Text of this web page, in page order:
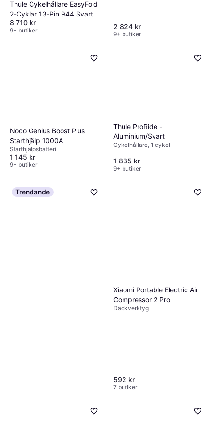
Thule Cykelhållare EasyFold
2-Cyklar 13-Pin 944 Svart
8 710 kr
9+ butiker 2 824 kr
9+ butiker
Noco Genius Boost Plus
Starthjälp 1000A
Starthjälpsbatteri
1 145 kr
9+ butiker
Thule ProRide -
Aluminium/Svart
Cykelhållare, 1 cykel
1 835 kr
9+ butiker
Trendande
Xiaomi Portable Electric Air
Compressor 2 Pro
Däckverktyg
592 kr
7 butiker